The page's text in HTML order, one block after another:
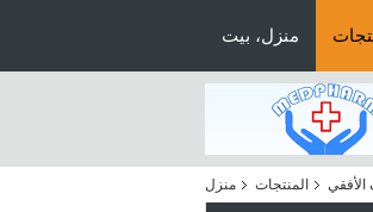
منزل، بيت
منزل المنتجات الأفقي